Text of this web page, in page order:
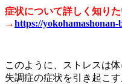
症状について詳しく知り
→https://yokohamashonan-
このように、ストレスは
失調症の症状を引き起こす